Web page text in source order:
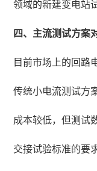
领域的新建变电站
四、主流测试方案
目前市场上的回路
传统小电流测试方
成本较低，但测试
交接试验标准的要